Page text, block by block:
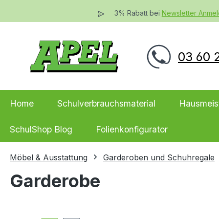
Zur Hauptnavigation springen3% Rabatt bei Newsletter
03 60
Home Schulverbrauchsmaterial
SchulShop Blog Folienkonfigurator
Möbel & Ausstattung Garderoben und Schuhregale
Garderobe